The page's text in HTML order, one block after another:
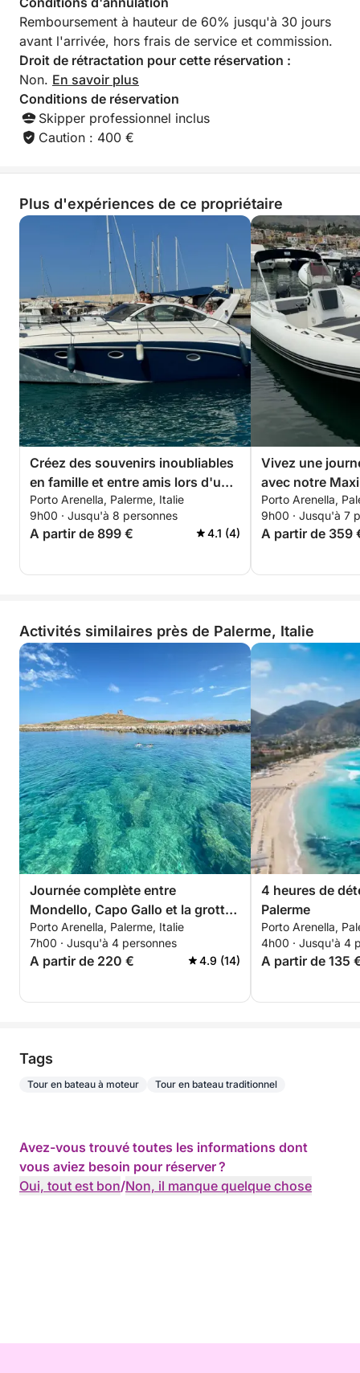
🚤 Croisière côtière : Profitez d’une excursion
relaxante le long des magnifiques paysages de la
côte palermitaine, avec des arrêts sur les plages.
🤿 Plongée avec tuba et baignade : Explorez la
faune et la flore marines exceptionnelles de Capo
Gallo.
🏖️ Excursion d’une journée à la plage de Mondello :
☕ Gourmandises offertes à bord :
Dégustez des croissants et un café offerts à bord
pendant votre excursion ! 🍩☕
🚗 Service de transfert :
Nous proposons des transferts depuis et vers le port
pour un maximum de 8 personnes dans un rayon de
5 km.
⚓ Location de skipper :
Sublimez votre expérience nautique en louant les
services d'un skipper professionnel. Détendez-vous
et profitez pleinement de votre temps sur l'eau en
toute sérénité.
⏳ Formules de location :
✔ Demi-journée (matin ou après-midi)
⛽ Carburant :
Nos clients dépensent généralement entre 20 et 50
euros en essence. Une station-service est à votre
disposition dans la marina.
Réservez dès maintenant et vivez une journée
inoubliable sur l'eau à bord de notre semi-rigide
Almarine 5.85 MaxiRib noir, équipé de tout le
nécessaire pour une navigation parfaite ! 🌊
Remboursement à hauteur de 60% jusqu'à 30 jours
avant l'arrivée, hors frais de service et commission.
Droit de rétractation pour cette réservation :
Non. En savoir plus
Conditions de réservation
Skipper professionnel inclus
Caution : 400 €
Plus d'expériences de ce propriétaire
Créez des souvenirs inoubliables
en famille et entre amis lors d'une
journée mémorable à bord de
notre Prinz 33 Open !
Porto Arenella, Palerme, Italie
9h00 · Jusqu'à 8 personnes
A partir de 899 € 4.1 (4)
Vivez une
avec notre
équipé de tout
besoin pour
sur le bateau !
Porto Arenella,
9h00 · Jusqu'à 7
A partir de 359
Activités similaires près de Palerme, Italie
Journée complète entre
Mondello, Capo Gallo et la grotte
à pétrole
Porto Arenella, Palerme, Italie
7h00 · Jusqu'à 4 personnes
A partir de 220 € 4.9 (14)
4 heures de
Palerme
Porto Arenella,
4h00 · Jusqu'à 4
A partir de 135
Tags
Tour en bateau à moteur Tour en bateau traditionnel
Avez-vous trouvé toutes les informations dont
vous aviez besoin pour réserver ?
Oui, tout est bon/Non, il manque quelque chose